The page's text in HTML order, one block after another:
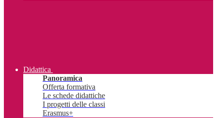
Didattica
Panoramica
Offerta formativa
Le schede didattiche
I progetti delle classi
Erasmus+